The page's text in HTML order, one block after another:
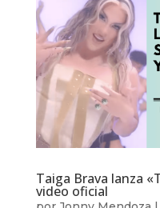
Taiga Brava lanza
video oficial